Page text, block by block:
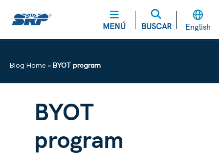
MENÚ BUSCAR English
Blog Home » BYOT program
BYOT
program